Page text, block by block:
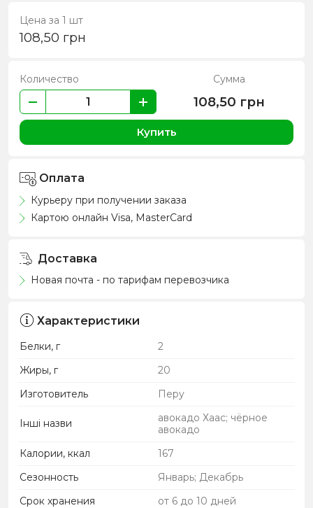
Цена за 1 шт
108,50 грн
Количество Сумма
108,50 грн
Купить
Оплата
Курьеру при получении заказа
Картою онлайн Visa, MasterCard
Доставка
Новая почта - по тарифам перевозчика
Характеристики
Белки, г
2
Жиры, г
20
Изготовитель
Перу
Інші назви
авокадо Хаас; чёрное
авокадо
Калории, ккал
167
Сезонность
Январь; Декабрь
Срок хранения
от 6 до 10 дней